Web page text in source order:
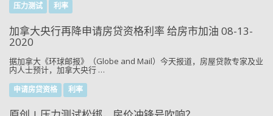
压力测试 利率
加拿大央行再降申请房贷资格利率 给房市加油 08-13-
2020
据加拿大《环球邮报》（Globe and Mail）今天报道，房屋贷款专家及业
内人士预计，加拿大央行 …
申请房贷资格 利率